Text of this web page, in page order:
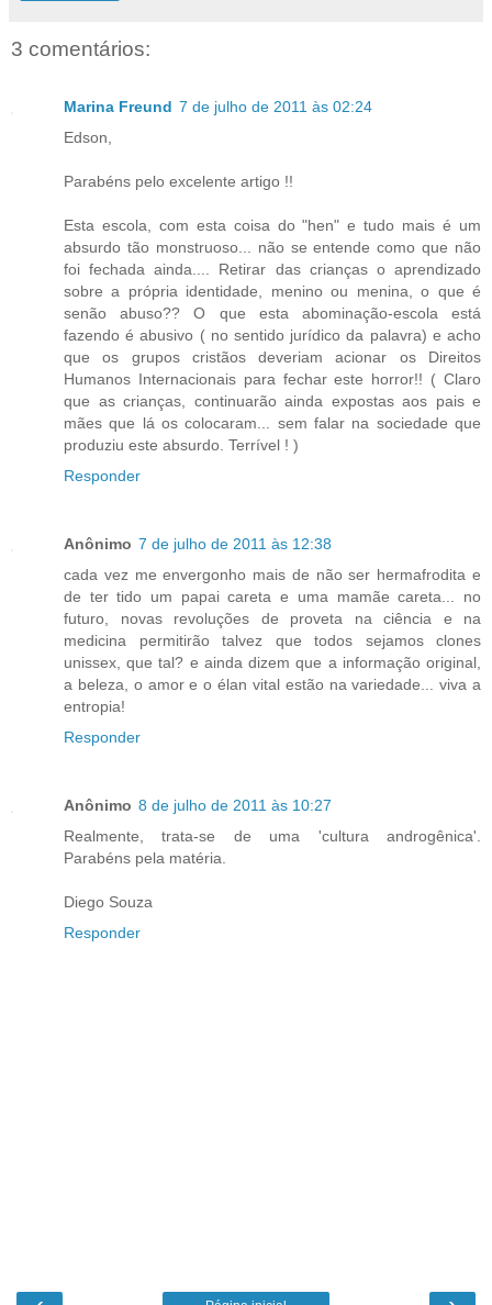
3 comentários:
Marina Freund 7 de julho de 2011 às 02:24
Edson,
Parabéns pelo excelente artigo !!
Esta escola, com esta coisa do "hen" e tudo mais é um
absurdo tão monstruoso... não se entende como que não
foi fechada ainda.... Retirar das crianças o aprendizado
sobre a própria identidade, menino ou menina, o que é
senão abuso?? O que esta abominação-escola está
fazendo é abusivo ( no sentido jurídico da palavra) e acho
que os grupos cristãos deveriam acionar os Direitos
Humanos Internacionais para fechar este horror!! ( Claro
que as crianças, continuarão ainda expostas aos pais e
mães que lá os colocaram... sem falar na sociedade que
produziu este absurdo. Terrível ! )
Responder
Anônimo 7 de julho de 2011 às 12:38
cada vez me envergonho mais de não ser hermafrodita e
de ter tido um papai careta e uma mamãe careta... no
futuro, novas revoluções de proveta na ciência e na
medicina permitirão talvez que todos sejamos clones
unissex, que tal? e ainda dizem que a informação original,
a beleza, o amor e o élan vital estão na variedade... viva a
entropia!
Responder
Anônimo 8 de julho de 2011 às 10:27
Realmente, trata-se de uma 'cultura androgênica'.
Parabéns pela matéria.
Diego Souza
Responder